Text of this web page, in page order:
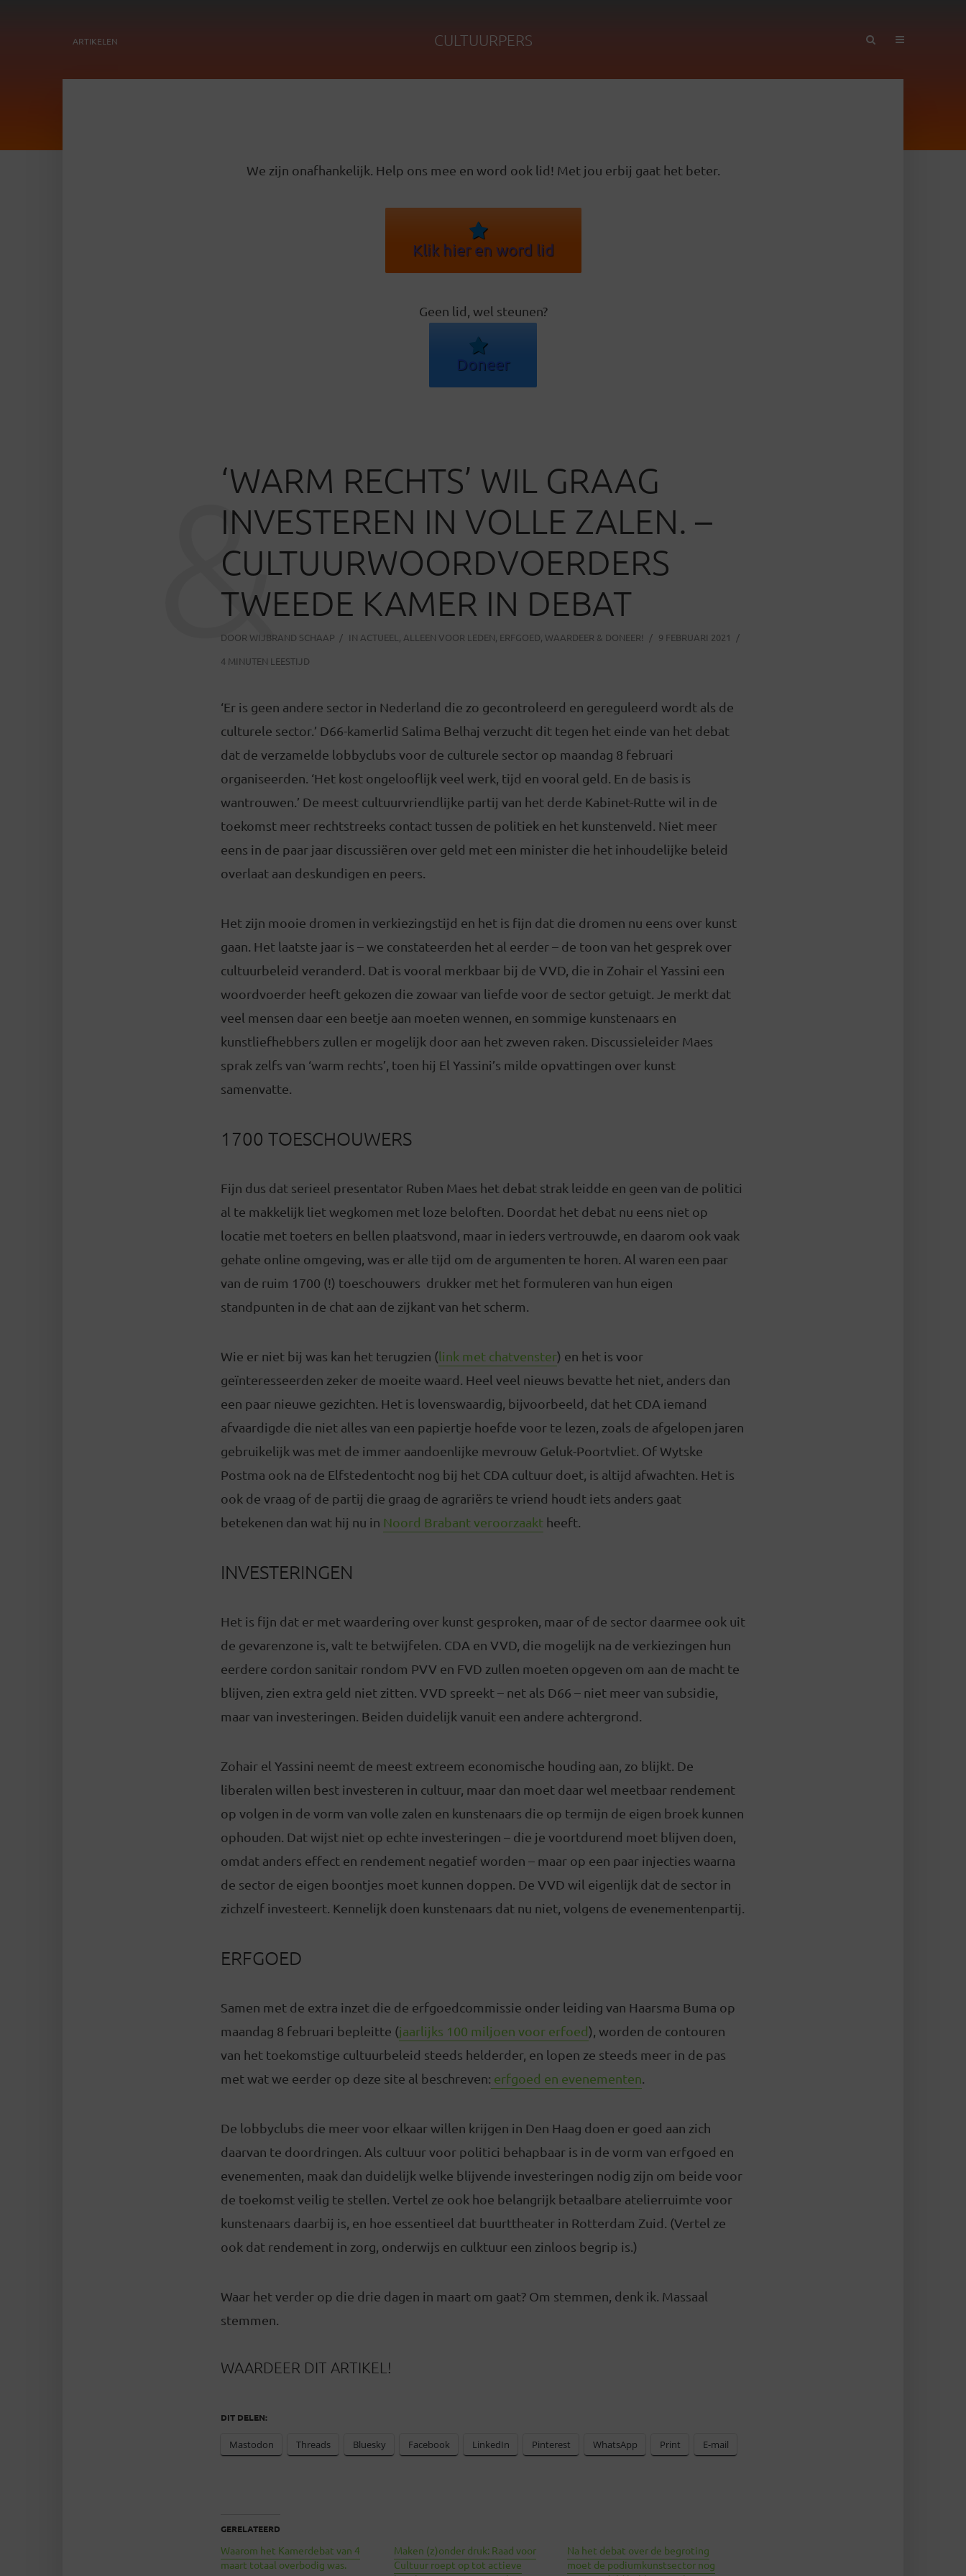
ARTIKELEN CULTUURPERS
We zijn onafhankelijk. Help ons mee en word ook lid! Met jou erbij gaat het beter.
Klik hier en word lid
Geen lid, wel steunen?
Doneer
‘WARM RECHTS’ WIL GRAAG
INVESTEREN IN VOLLE ZALEN. –
CULTUURWOORDVOERDERS
TWEEDE KAMER IN DEBAT
DOOR WIJBRAND SCHAAP IN ACTUEEL , ALLEEN VOOR LEDEN, ERFGOED, WAARDEER & DONEER!
9 FEBRUARI 2021
4 MINUTEN LEESTIJD
&
‘Er is geen andere sector in Nederland die zo gecontroleerd en gereguleerd wordt als de
culturele sector.’ D66-kamerlid Salima Belhaj verzucht dit tegen het einde van het debat
dat de verzamelde lobbyclubs voor de culturele sector op maandag 8 februari
organiseerden. ‘Het kost ongelooflijk veel werk, tijd en vooral geld. En de basis is
wantrouwen.’ De meest cultuurvriendlijke partij van het derde Kabinet-Rutte wil in de
toekomst meer rechtstreeks contact tussen de politiek en het kunstenveld. Niet meer
eens in de paar jaar discussiëren over geld met een minister die het inhoudelijke beleid
overlaat aan deskundigen en peers.
Het zijn mooie dromen in verkiezingstijd en het is fijn dat die dromen nu eens over kunst
gaan. Het laatste jaar is – we constateerden het al eerder – de toon van het gesprek over
cultuurbeleid veranderd. Dat is vooral merkbaar bij de VVD, die in Zohair el Yassini een
woordvoerder heeft gekozen die zowaar van liefde voor de sector getuigt. Je merkt dat
veel mensen daar een beetje aan moeten wennen, en sommige kunstenaars en
kunstliefhebbers zullen er mogelijk door aan het zweven raken. Discussieleider Maes
sprak zelfs van ‘warm rechts’, toen hij El Yassini’s milde opvattingen over kunst
samenvatte.
1700 TOESCHOUWERS
Fijn dus dat serieel presentator Ruben Maes het debat strak leidde en geen van de politici
al te makkelijk liet wegkomen met loze beloften. Doordat het debat nu eens niet op
locatie met toeters en bellen plaatsvond, maar in ieders vertrouwde, en daarom ook vaak
gehate online omgeving, was er alle tijd om de argumenten te horen. Al waren een paar
van de ruim 1700 (!) toeschouwers drukker met het formuleren van hun eigen
standpunten in de chat aan de zijkant van het scherm.
Wie er niet bij was kan het terugzien (link met chatvenster) en het is voor
geïnteresseerden zeker de moeite waard. Heel veel nieuws bevatte het niet, anders dan
een paar nieuwe gezichten. Het is lovenswaardig, bijvoorbeeld, dat het CDA iemand
afvaardigde die niet alles van een papiertje hoefde voor te lezen, zoals de afgelopen jaren
gebruikelijk was met de immer aandoenlijke mevrouw Geluk-Poortvliet. Of Wytske
Postma ook na de Elfstedentocht nog bij het CDA cultuur doet, is altijd afwachten. Het is
ook de vraag of de partij die graag de agrariërs te vriend houdt iets anders gaat
betekenen dan wat hij nu in Noord Brabant veroorzaakt heeft.
INVESTERINGEN
Het is fijn dat er met waardering over kunst gesproken, maar of de sector daarmee ook uit
de gevarenzone is, valt te betwijfelen. CDA en VVD, die mogelijk na de verkiezingen hun
eerdere cordon sanitair rondom PVV en FVD zullen moeten opgeven om aan de macht te
blijven, zien extra geld niet zitten. VVD spreekt – net als D66 – niet meer van subsidie,
maar van investeringen. Beiden duidelijk vanuit een andere achtergrond.
Zohair el Yassini neemt de meest extreem economische houding aan, zo blijkt. De
liberalen willen best investeren in cultuur, maar dan moet daar wel meetbaar rendement
op volgen in de vorm van volle zalen en kunstenaars die op termijn de eigen broek kunnen
ophouden. Dat wijst niet op echte investeringen – die je voortdurend moet blijven doen,
omdat anders effect en rendement negatief worden – maar op een paar injecties waarna
de sector de eigen boontjes moet kunnen doppen. De VVD wil eigenlijk dat de sector in
zichzelf investeert. Kennelijk doen kunstenaars dat nu niet, volgens de evenementenpartij.
ERFGOED
Samen met de extra inzet die de erfgoedcommissie onder leiding van Haarsma Buma op
maandag 8 februari bepleitte (jaarlijks 100 miljoen voor erfoed), worden de contouren
van het toekomstige cultuurbeleid steeds helderder, en lopen ze steeds meer in de pas
met wat we eerder op deze site al beschreven: erfgoed en evenementen.
De lobbyclubs die meer voor elkaar willen krijgen in Den Haag doen er goed aan zich
daarvan te doordringen. Als cultuur voor politici behapbaar is in de vorm van erfgoed en
evenementen, maak dan duidelijk welke blijvende investeringen nodig zijn om beide voor
de toekomst veilig te stellen. Vertel ze ook hoe belangrijk betaalbare atelierruimte voor
kunstenaars daarbij is, en hoe essentieel dat buurttheater in Rotterdam Zuid. (Vertel ze
ook dat rendement in zorg, onderwijs en culktuur een zinloos begrip is.)
Waar het verder op die drie dagen in maart om gaat? Om stemmen, denk ik. Massaal
stemmen.
WAARDEER DIT ARTIKEL!
DIT DELEN:
Mastodon Threads Bluesky Facebook LinkedIn Pinterest WhatsApp Print E-mail
GERELATEERD
Waarom het Kamerdebat van 4
maart totaal overbodig was.
Maken (z)onder druk: Raad voor
Cultuur roept op tot actieve
Na het debat over de begroting
moet de podiumkunstsector nog